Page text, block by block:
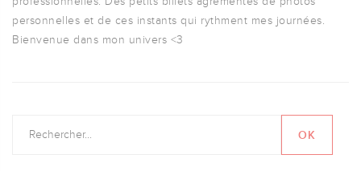
personnelles et de ces instants qui rythment mes journées.
Bienvenue dans mon univers <3